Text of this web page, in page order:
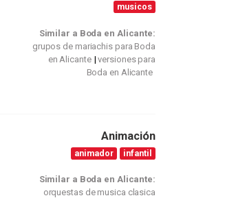
musicos
Similar a Boda en Alicante:
grupos de mariachis para Boda
en Alicante
versiones para
Boda en Alicante
Animación
animador infantil
Similar a Boda en Alicante:
orquestas de musica clasica